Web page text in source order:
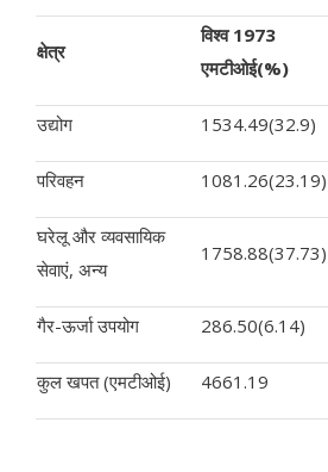
क्षेत्र
विश्व 1973
एमटीओई(%)
उद्योग 1534.49(32.9)
परिवहन 1081.26(23.19)
घरेलू और व्यवसायिक
सेवाएं, अन्य
1758.88(37.73)
गैर-ऊर्जा उपयोग 286.50(6.14)
कुल खपत (एमटीओई) 4661.19